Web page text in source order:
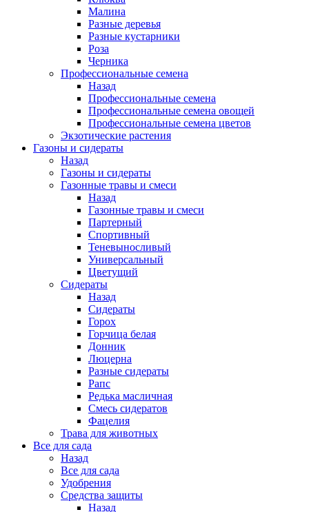
Малина
Разные деревья
Разные кустарники
Роза
Черника
Профессиональные семена
Назад
Профессиональные семена
Профессиональные семена овощей
Профессиональные семена цветов
Экзотические растения
Газоны и сидераты
Назад
Газоны и сидераты
Газонные травы и смеси
Назад
Газонные травы и смеси
Партерный
Спортивный
Теневыносливый
Универсальный
Цветущий
Сидераты
Назад
Сидераты
Горох
Горчица белая
Донник
Люцерна
Разные сидераты
Рапс
Редька масличная
Смесь сидератов
Фацелия
Трава для животных
Все для сада
Назад
Все для сада
Удобрения
Средства защиты
Назад